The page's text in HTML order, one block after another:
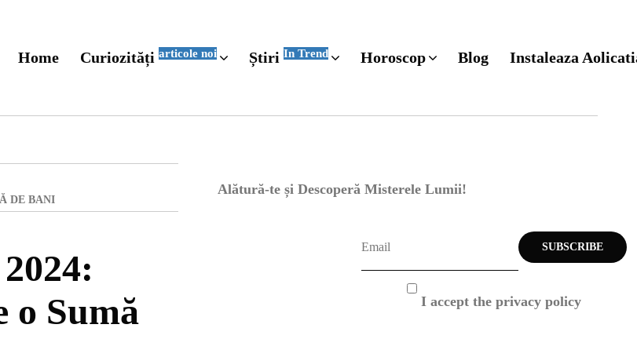
Home Curiozități articole noi Știri In Trend Horoscop Blog Instaleaza
DE BANI
o Sumă
Alătură-te și Descoperă Misterele Lumii!
I accept the privacy policy